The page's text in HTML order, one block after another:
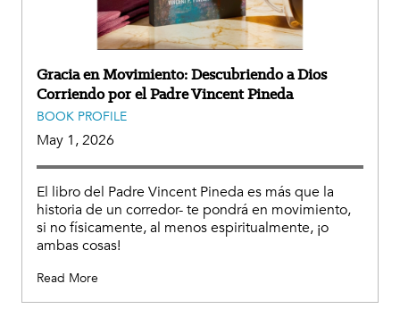
Gracia en Movimiento: Descubriendo a Dios
Corriendo por el Padre Vincent Pineda
BOOK PROFILE
May 1, 2026
El libro del Padre Vincent Pineda es más que la
historia de un corredor- te pondrá en movimiento,
si no físicamente, al menos espiritualmente, ¡o
ambas cosas!
Read More